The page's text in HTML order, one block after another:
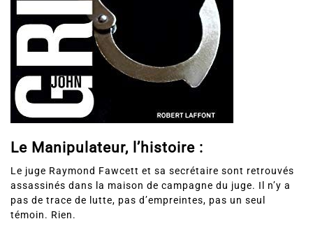
Le Manipulateur, l’histoire :
Le juge Raymond Fawcett et sa secrétaire sont retrouvés
assassinés dans la maison de campagne du juge. Il n’y a
pas de trace de lutte, pas d’empreintes, pas un seul
témoin. Rien.